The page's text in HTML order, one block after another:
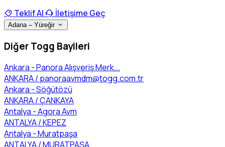
Teklif Al
İletişime Geç
Adana – Yüreğir
Diğer Togg Bayileri
Ankara - Panora Alışveriş Merk...
ANKARA /panoraavmdm@togg.com.tr
Ankara - Söğütözü
ANKARA / ÇANKAYA
Antalya - Agora Avm
ANTALYA / KEPEZ
Antalya - Muratpaşa
ANTALYA / MURATPAŞA